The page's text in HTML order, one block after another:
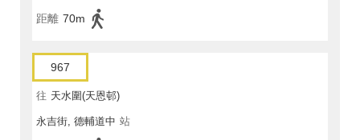
距離 70m
967
往 天水圍(天恩邨)
永吉街, 德輔道中 站